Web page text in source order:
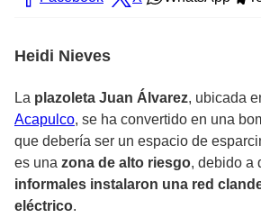
Heidi Nieves
La plazoleta Juan Álvarez, ubicada
Acapulco, se ha convertido en una
que debería ser un espacio de
es una zona de alto riesgo, debido a
informales instalaron una red
eléctrico.